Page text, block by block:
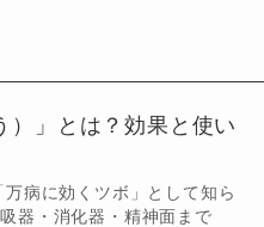
）」とは？効果と使い
病に効くツボ」として知ら
器・消化器・精神面まで